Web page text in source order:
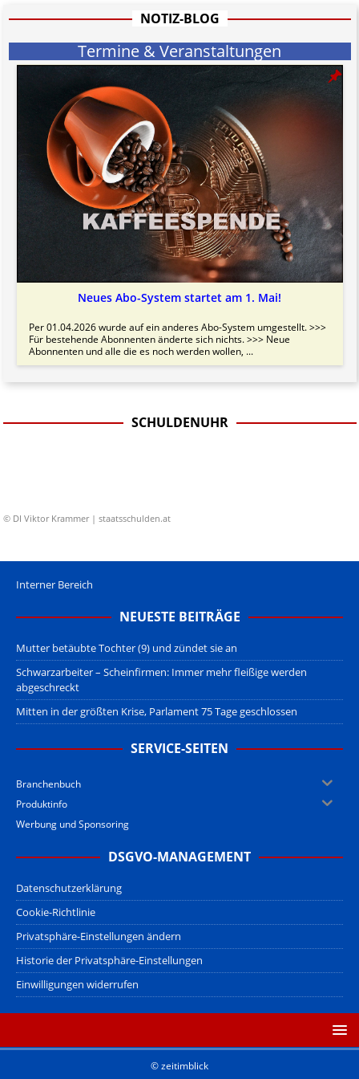
informativen Charakter.
NOTIZ-BLOG
Termine & Veranstaltungen
Neues Abo-System startet am 1. Mai!
Per 01.04.2026 wurde auf ein anderes Abo-System umgestellt. >>>
Für bestehende Abonnenten änderte sich nichts. >>> Neue
Abonnenten und alle die es noch werden wollen, ...
SCHULDENUHR
© DI Viktor Krammer | staatsschulden.at
Interner Bereich
NEUESTE BEITRÄGE
Mutter betäubte Tochter (9) und zündet sie an
Schwarzarbeiter – Scheinfirmen: Immer mehr fleißige werden
abgeschreckt
Mitten in der größten Krise, Parlament 75 Tage geschlossen
SERVICE-SEITEN
Branchenbuch
Produktinfo
Werbung und Sponsoring
DSGVO-MANAGEMENT
Datenschutzerklärung
Cookie-Richtlinie
Privatsphäre-Einstellungen ändern
Historie der Privatsphäre-Einstellungen
Einwilligungen widerrufen
© zeitimblick